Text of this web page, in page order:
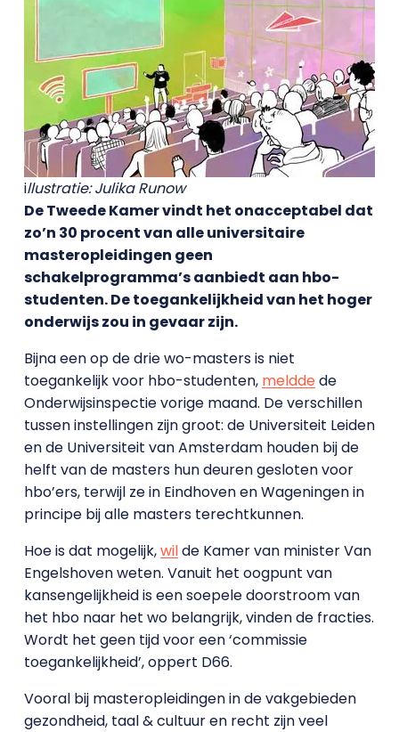
illustratie: Julika Runow
De Tweede Kamer vindt het onacceptabel dat
zo’n 30 procent van alle universitaire
masteropleidingen geen
schakelprogramma’s aanbiedt aan hbo-
studenten. De toegankelijkheid van het hoger
onderwijs zou in gevaar zijn.
Bijna een op de drie wo-masters is niet
toegankelijk voor hbo-studenten, melddede
Onderwijsinspectie vorige maand. De verschillen
tussen instellingen zijn groot: de Universiteit Leiden
en de Universiteit van Amsterdam houden bij de
helft van de masters hun deuren gesloten voor
hbo’ers, terwijl ze in Eindhoven en Wageningen in
principe bij alle masters terechtkunnen.
Hoe is dat mogelijk,wilde Kamer van minister Van
Engelshoven weten. Vanuit het oogpunt van
kansengelijkheid is een soepele doorstroom van
het hbo naar het wo belangrijk, vinden de fracties.
Wordt het geen tijd voor een ‘commissie
toegankelijkheid’, oppert D66.
Vooral bij masteropleidingen in de vakgebieden
gezondheid, taal & cultuur en recht zijn veel